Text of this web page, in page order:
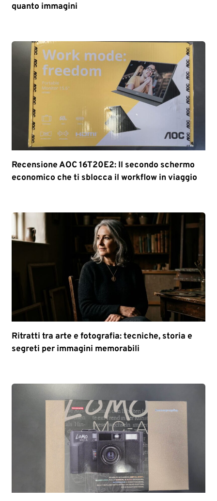
quanto immagini
Recensione AOC 16T20E2: Il secondo schermo
economico che ti sblocca il workflow in viaggio
Ritratti tra arte e fotografia: tecniche, storia e
segreti per immagini memorabili